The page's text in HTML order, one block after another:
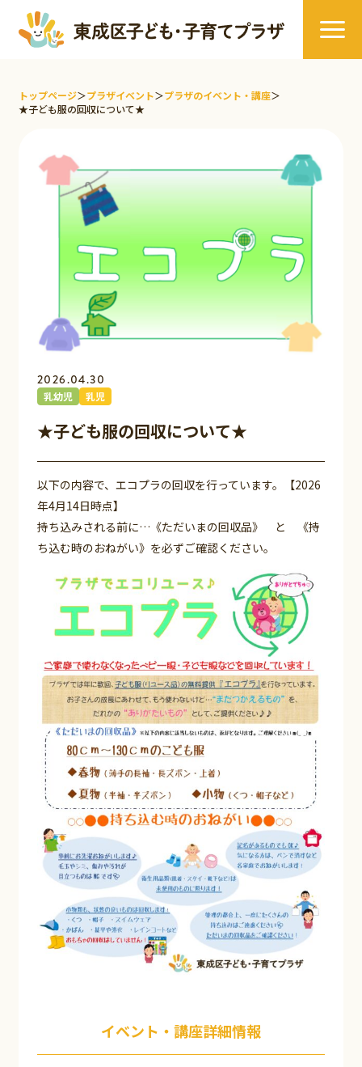
トップページ＞プラザイベント＞プラザのイベント・講座＞
★子ども服の回収について★
2026.04.30
乳幼児 乳児
★子ども服の回収について★
以下の内容で、エコプラの回収を行っています。【2026
年4月14日時点】
持ち込みされる前に…《ただいまの回収品》 と 《持
ち込む時のおねがい》を必ずご確認ください。
イベント・講座詳細情報